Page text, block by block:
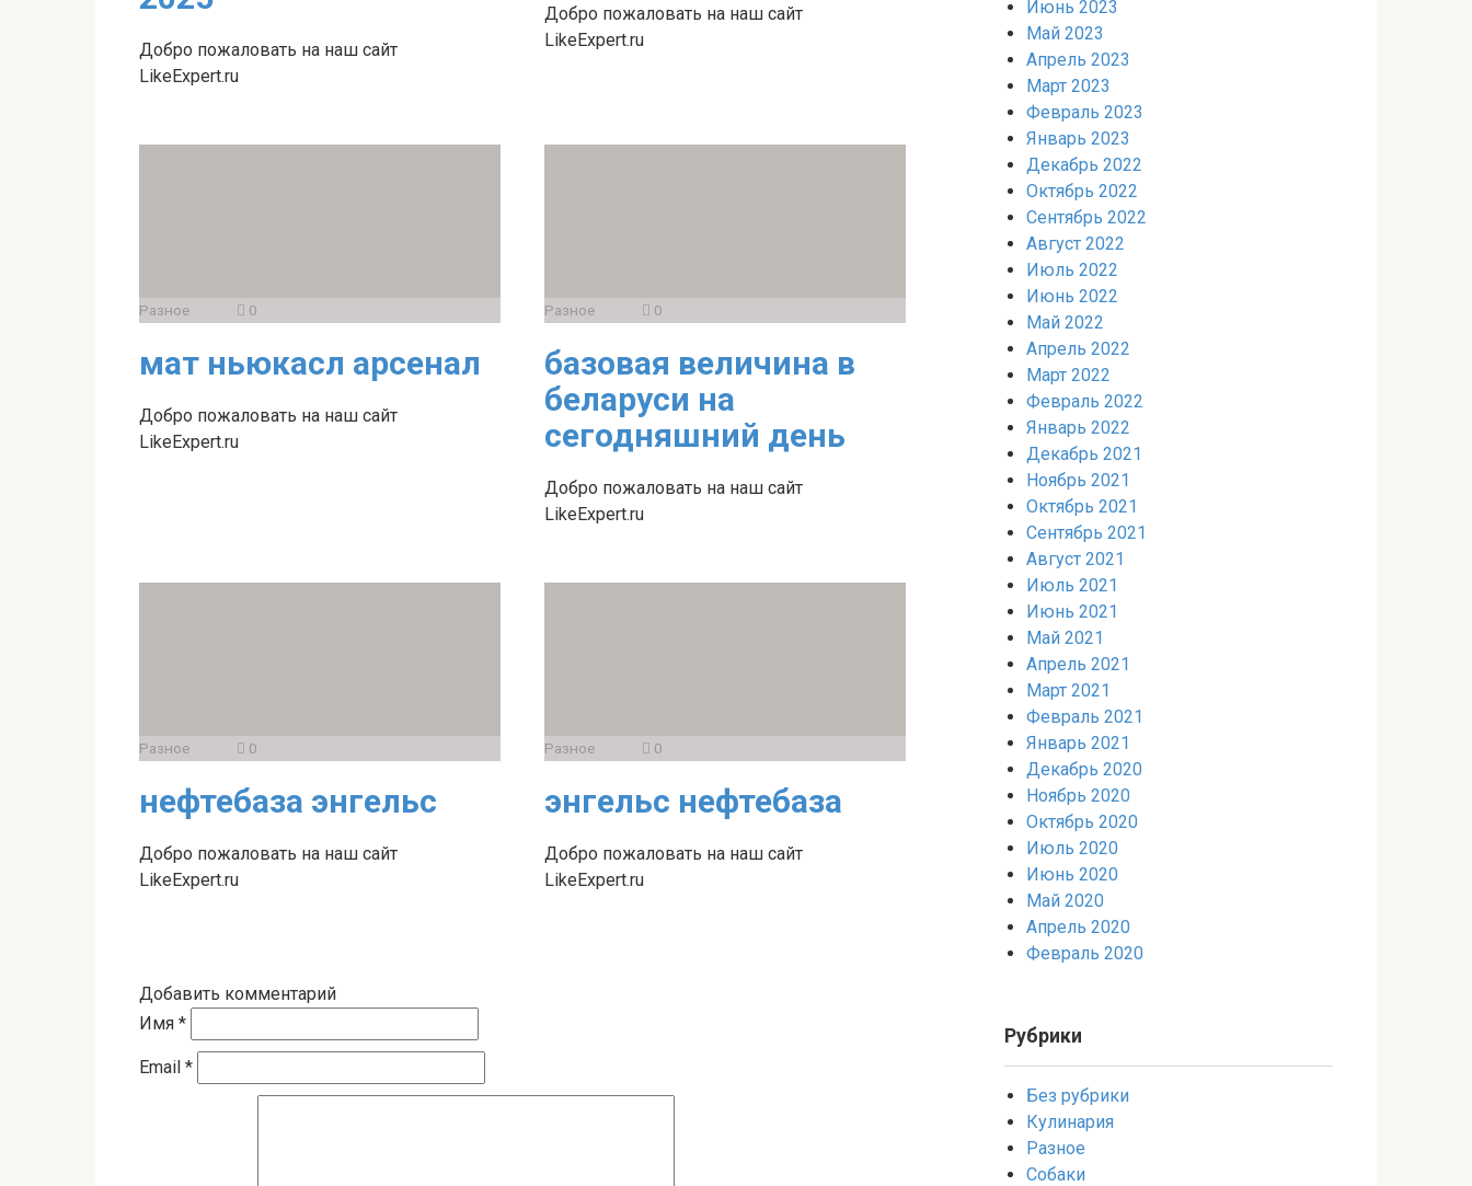
Добро пожаловать на наш сайт
LikeExpert.ru
Добро пожаловать на наш сайт
LikeExpert.ru
Разное 0
мат ньюкасл арсенал
Добро пожаловать на наш сайт
LikeExpert.ru
Разное 0
базовая величина в
беларуси на
сегодняшний день
Добро пожаловать на наш сайт
LikeExpert.ru
Разное 0
нефтебаза энгельс
Добро пожаловать на наш сайт
LikeExpert.ru
Разное 0
энгельс нефтебаза
Добро пожаловать на наш сайт
LikeExpert.ru
Добавить комментарий
Имя *
Email *
Июнь 2023
Май 2023
Апрель 2023
Март 2023
Февраль 2023
Январь 2023
Декабрь 2022
Октябрь 2022
Сентябрь 2022
Август 2022
Июль 2022
Июнь 2022
Май 2022
Апрель 2022
Март 2022
Февраль 2022
Январь 2022
Декабрь 2021
Ноябрь 2021
Октябрь 2021
Сентябрь 2021
Август 2021
Июль 2021
Июнь 2021
Май 2021
Апрель 2021
Март 2021
Февраль 2021
Январь 2021
Декабрь 2020
Ноябрь 2020
Октябрь 2020
Июль 2020
Июнь 2020
Май 2020
Апрель 2020
Февраль 2020
Рубрики
Без рубрики
Кулинария
Разное
Собаки